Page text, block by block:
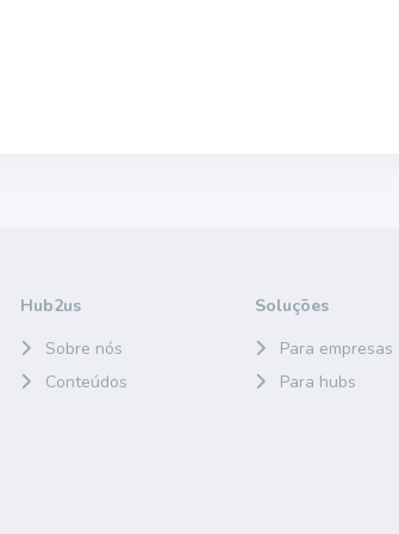
Hub2us
Sobre nós
Conteúdos
Soluções
Para empresas
Para hubs